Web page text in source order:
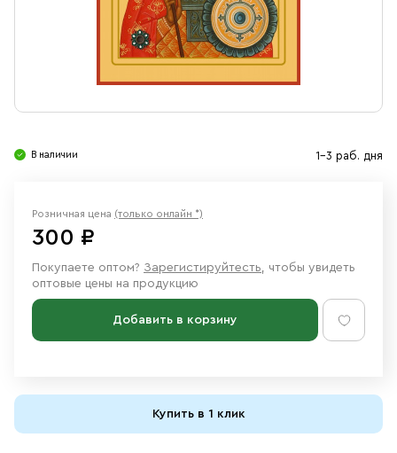
Ювелирные изделия
В наличии 1-3 раб. дня
Розничная цена (только онлайн *)
300 ₽
Покупаете оптом? Зарегистируйтесть, чтобы увидеть
оптовые цены на продукцию
Добавить в корзину
Купить в 1 клик